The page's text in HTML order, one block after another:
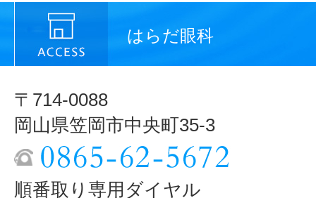
はらだ眼科
〒714-0088
岡山県笠岡市中央町35-3
順番取り専用ダイヤル